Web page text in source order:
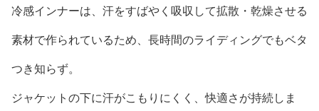
冷感インナーは、汗をすばやく吸収して拡散・乾燥させる
素材で作られているため、長時間のライディングでもベタ
つき知らず。
ジャケットの下に汗がこもりにくく、快適さが持続しま